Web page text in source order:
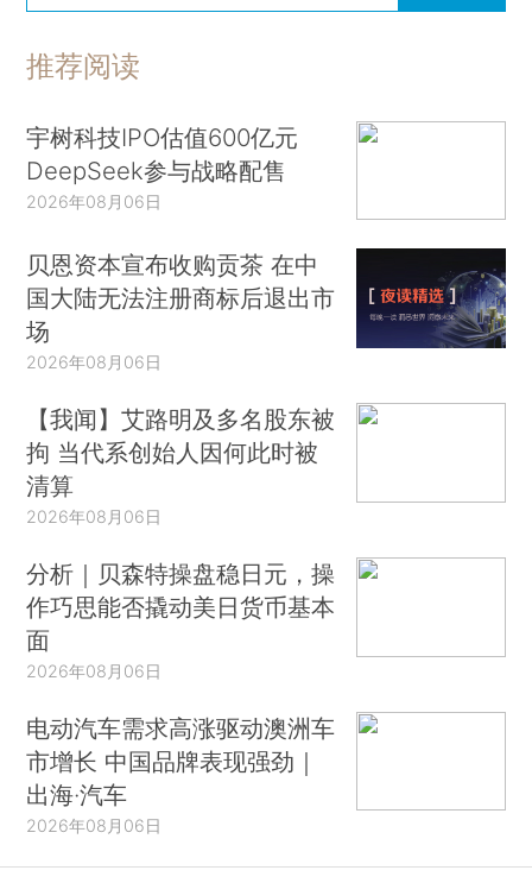
推荐阅读
宇树科技IPO估值600亿元
DeepSeek参与战略配售
2026年08月06日
贝恩资本宣布收购贡茶 在中
国大陆无法注册商标后退出市
场
2026年08月06日
【我闻】艾路明及多名股东被
拘 当代系创始人因何此时被
清算
2026年08月06日
分析｜贝森特操盘稳日元，操
作巧思能否撬动美日货币基本
面
2026年08月06日
电动汽车需求高涨驱动澳洲车
市增长 中国品牌表现强劲｜
出海·汽车
2026年08月06日